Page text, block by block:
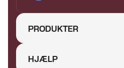
PRODUKTER
HJÆLP